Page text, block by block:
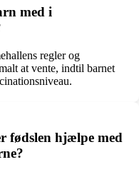
med i
regler og
at vente, indtil barnet
fødslen hjælpe med